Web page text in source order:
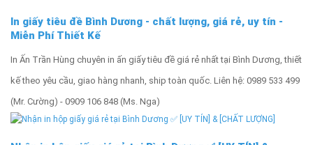
In giấy tiêu đề Bình Dương - chất lượng, giá rẻ, uy tín -
Miễn Phí Thiết Kế
In Ấn Trần Hùng chuyên in ấn giấy tiêu đề giá rẻ nhất tại Bình Dương, thiết
kế theo yêu cầu, giao hàng nhanh, ship toàn quốc. Liên hệ: 0989 533 499
(Mr. Cường) - 0909 106 848 (Ms. Nga)